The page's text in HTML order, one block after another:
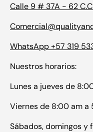
Calle 9 # 37A - 62
WhatsApp +57 319
Nuestros horarios:
Lunes a jueves de
Viernes de 8:00 am a
Sábados, domingos y